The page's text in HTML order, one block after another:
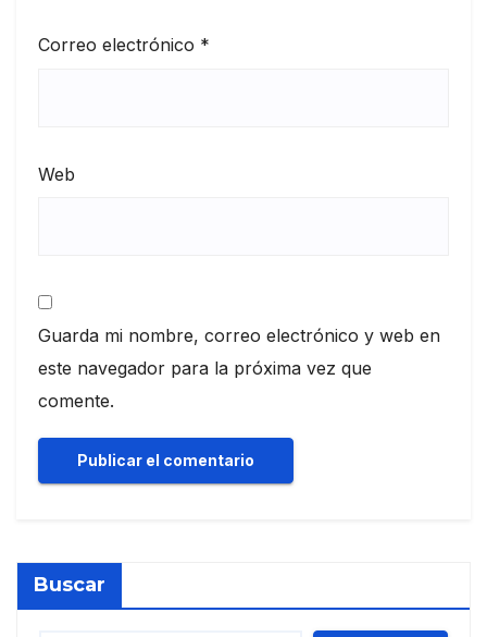
Correo electrónico *
Web
Guarda mi nombre, correo electrónico y web en
este navegador para la próxima vez que
comente.
Buscar